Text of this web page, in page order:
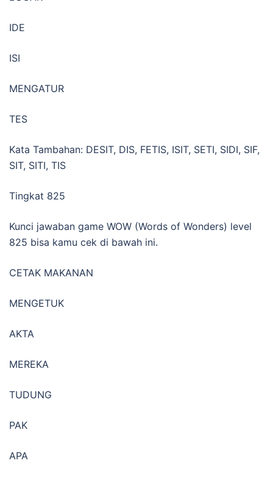
IDE
ISI
MENGATUR
TES
Kata Tambahan: DESIT, DIS, FETIS, ISIT, SETI, SIDI, SIF,
SIT, SITI, TIS
Tingkat 825
Kunci jawaban game WOW (Words of Wonders) level
825 bisa kamu cek di bawah ini.
CETAK MAKANAN
MENGETUK
AKTA
MEREKA
TUDUNG
PAK
APA